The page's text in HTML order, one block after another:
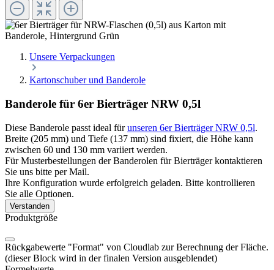
Unsere Verpackungen
Kartonschuber und Banderole
Banderole für 6er Bierträger NRW 0,5l
Diese Banderole passt ideal fürunseren 6er Bierträger NRW 0,5l.
Breite (205 mm) und Tiefe (137 mm) sind fixiert, die Höhe kann
zwischen 60 und 130 mm variiert werden.
Für Musterbestellungen der Banderolen für Bierträger kontaktieren
Sie uns bitte per Mail.
Ihre Konfiguration wurde erfolgreich geladen. Bitte kontrollieren
Sie alle Optionen.
Verstanden
Produktgröße
Rückgabewerte "Format" von Cloudlab zur Berechnung der Fläche.
(dieser Block wird in der finalen Version ausgeblendet)